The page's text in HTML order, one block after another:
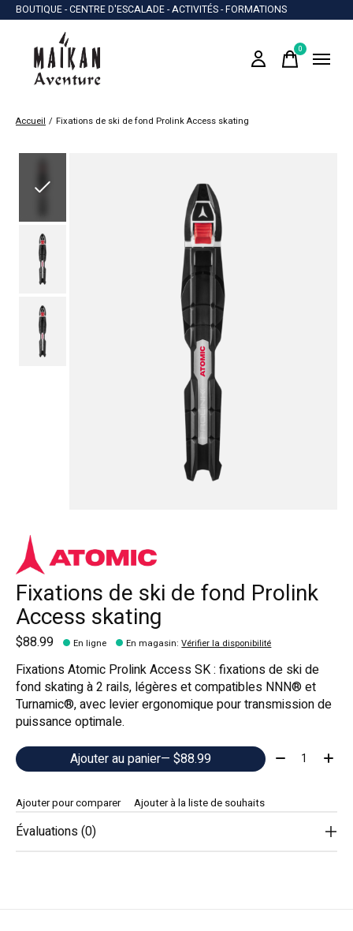
BOUTIQUE - CENTRE D'ESCALADE - ACTIVITÉS - FORMATIONS
0items
Accueil / Fixations de ski de fond Prolink Access skating
Fixations de ski de fond Prolink
Access skating
$88.99 En ligne En magasin:Vérifier la disponibilité
Fixations Atomic Prolink Access SK : fixations de ski de
fond skating à 2 rails, légères et compatibles NNN® et
Turnamic®, avec levier ergonomique pour transmission de
puissance optimale.
Ajouter au panier
— $88.99 Quantité:
Ajouter pour comparer Ajouter à la liste de souhaits
Évaluations (0)